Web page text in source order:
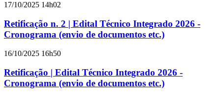
17/10/2025 14h02
Retificação n. 2 | Edital Técnico Integrado 2026 -
Cronograma (envio de documentos etc.)
16/10/2025 16h50
Retificação | Edital Técnico Integrado 2026 -
Cronograma (envio de documentos etc.)